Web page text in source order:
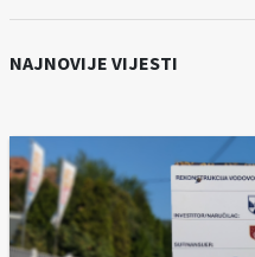
NAJNOVIJE VIJESTI